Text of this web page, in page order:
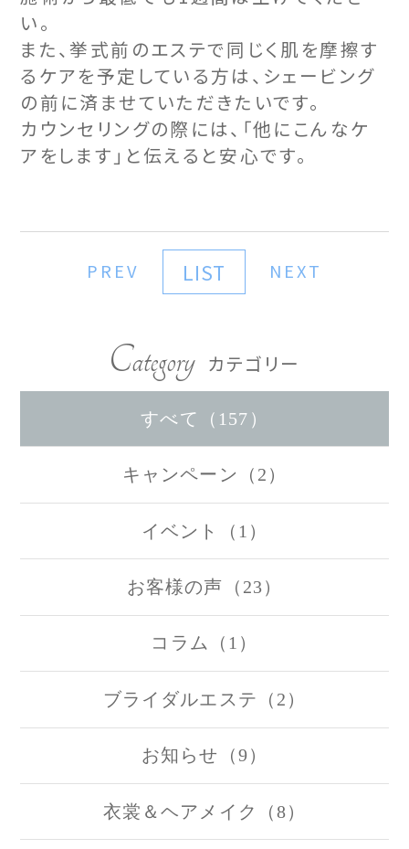
い。
また、挙式前のエステで同じく肌を摩擦す
るケアを予定している方は、シェービング
の前に済ませていただきたいです。
カウンセリングの際には、「他にこんなケ
アをします」と伝えると安心です。
PREV LIST NEXT
Category カテゴリー
すべて（157）
キャンペーン（2）
イベント（1）
お客様の声（23）
コラム（1）
ブライダルエステ（2）
お知らせ（9）
衣裳＆ヘアメイク（8）